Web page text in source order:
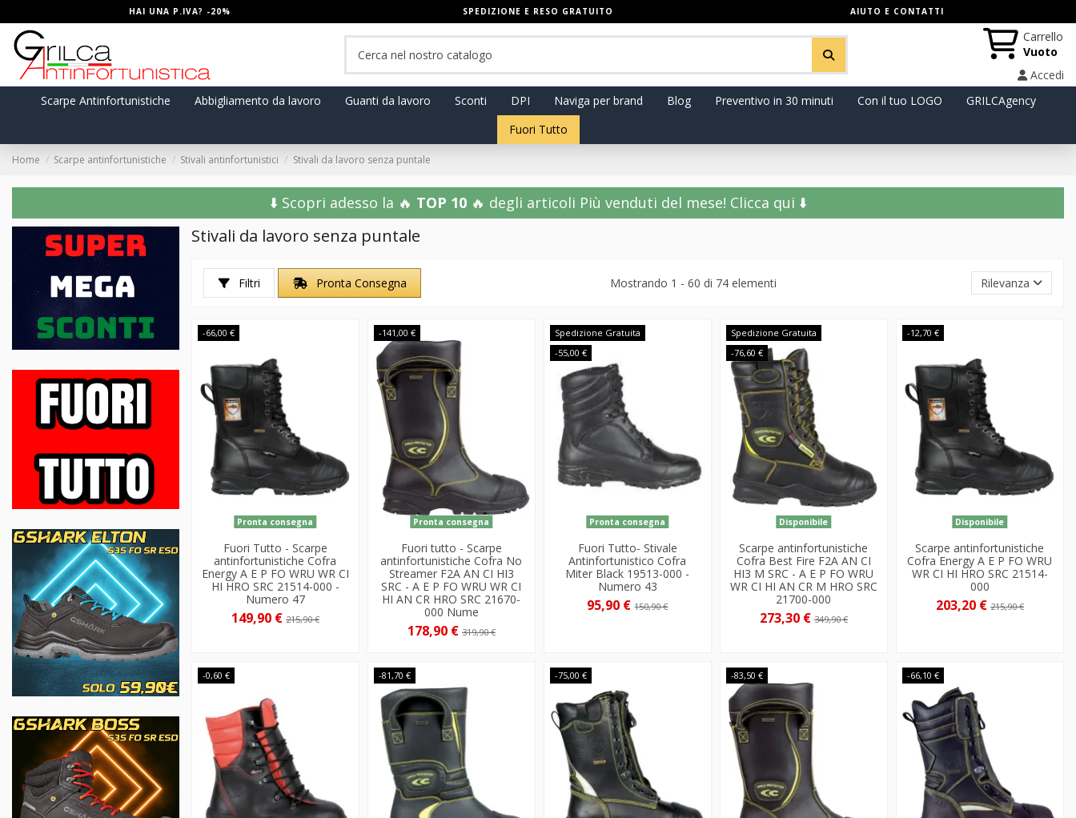
HAI UNA P.IVA? -20% SPEDIZIONE E RESO GRATUITO AIUTO E CONTATTI
Carrello
Vuoto
Accedi
Scarpe Antinfortunistiche
Abbigliamento da lavoro Guanti da lavoro Sconti DPI Naviga per brand Blog Preventivo in 30 minuti Con il tuo LOGO
GRILCAgency
Fuori Tutto
Home Scarpe antinfortunistiche Stivali antinfortunistici Stivali da lavoro senza puntale
⬇️ Scopri adesso la 🔥 TOP 10🔥 degli articoli Più venduti del mese!️ Clicca qui ⬇️
Stivali da lavoro senza puntale
Filtri Pronta Consegna Mostrando 1 - 60 di 74 elementi Rilevanza
-66,00 €
Pronta consegna
Fuori Tutto - Scarpe
antinfortunistiche Cofra
Energy A E P FO WRU WR CI
HI HRO SRC 21514-000 -
Numero 47
149,90 € 215,90 €
-141,00 €
Pronta consegna
Fuori tutto - Scarpe
antinfortunistiche Cofra No
Streamer F2A AN CI HI3
SRC - A E P FO WRU WR CI
HI AN CR HRO SRC 21670-
000 Nume
178,90 € 319,90 €
Spedizione Gratuita
-55,00 €
Pronta consegna
Fuori Tutto- Stivale
Antinfortunistico Cofra
Miter Black 19513-000 -
Numero 43
95,90 €150,90 €
Spedizione Gratuita
-76,60 €
Disponibile
Scarpe antinfortunistiche
Cofra Best Fire F2A AN CI
HI3 M SRC - A E P FO WRU
WR CI HI AN CR M HRO SRC
21700-000
273,30 € 349,90 €
-12,70 €
Disponibile
Scarpe antinfortunistiche
Cofra Energy A E P FO WRU
WR CI HI HRO SRC 21514-
000
203,20 € 215,90 €
-0,60 € -81,70 € -75,00 € -83,50 € -66,10 €